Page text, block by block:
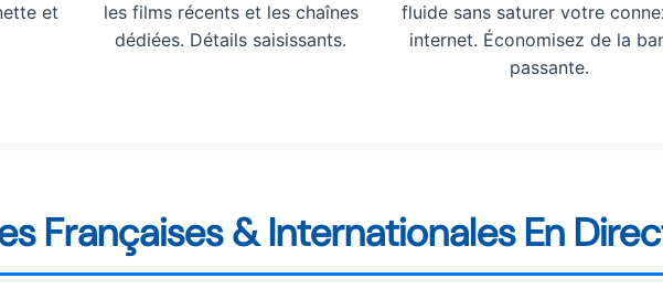
et
les films récents et les chaînes
dédiées. Détails saisissants.
fluide sans saturer votre
internet. Économisez de la
passante.
Françaises & Internationales En